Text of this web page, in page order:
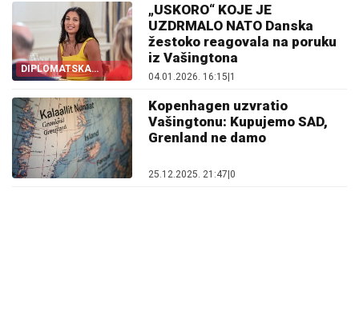
DIPLOMATSKA
PROVOKACIJA ILI
„USKORO“ KOJE JE
UZDRMALO NATO Danska
žestoko reagovala na poruku
iz Vašingtona
04.01.2026. 16:15 1
Kopenhagen uzvratio
Vašingtonu: Kupujemo SAD,
Grenland ne damo
25.12.2025. 21:47 0